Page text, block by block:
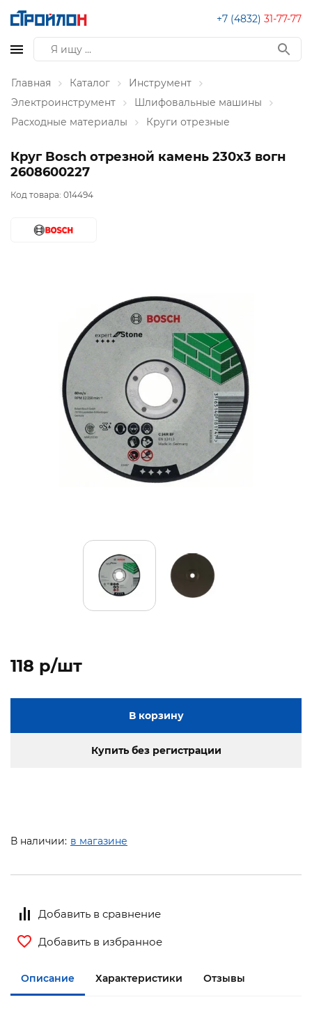
+7 (4832) 31-77-77
Главная Каталог
Инструмент
Электроинструмент
Шлифовальные машины
Расходные материалы
Круги отрезные
Круг Bosch отрезной камень 230x3 вогн
2608600227
Код товара: 014494
118 p/шт
В корзину
Купить без регистрации
В наличии: в магазине
Добавить в сравнение
Добавить в избранное
Описание Характеристики Отзывы